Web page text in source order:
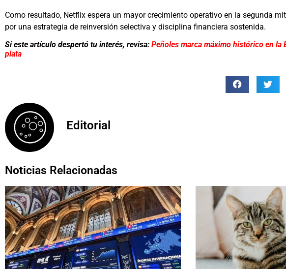
Como resultado, Netflix espera un mayor crecimiento operativo en la segunda
por una estrategia de reinversión selectiva y disciplina financiera sostenida.
Si este artículo despertó tu interés, revisa: Peñoles marca máximo histórico en la
plata
Editorial
Noticias Relacionadas